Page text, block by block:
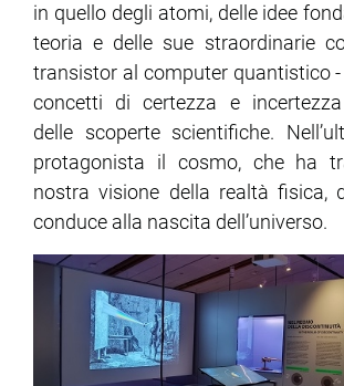
in quello degli atomi, delle idee
teoria e delle sue straordinarie
transistor al computer quantistico
concetti di certezza e
delle scoperte scientifiche.
protagonista il cosmo, che ha
nostra visione della realtà fisica,
conduce alla nascita dell’universo.